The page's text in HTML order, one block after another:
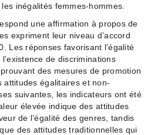
inégalités femmes-hommes.
une affirmation à propos de
expriment leur niveau d’accord
Les réponses favorisant l’égalité
de discriminations
des mesures de promotion
attitudes égalitaires et non-
suivantes, les indicateurs ont été
élevée indique des attitudes
de l’égalité des genres, tandis
des attitudes traditionnelles qui